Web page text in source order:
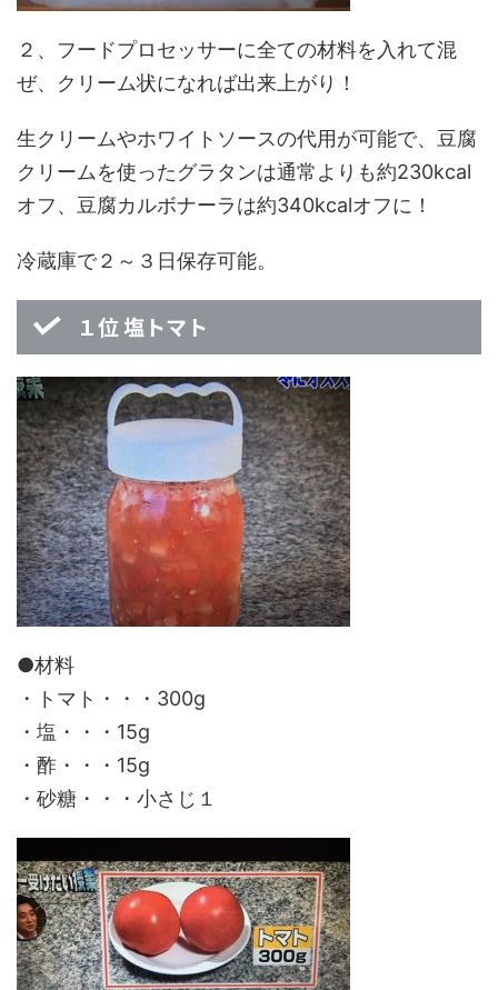
２、フードプロセッサーに全ての材料を入れて混
ぜ、クリーム状になれば出来上がり！
生クリームやホワイトソースの代用が可能で、豆腐
クリームを使ったグラタンは通常よりも約230kcal
オフ、豆腐カルボナーラは約340kcalオフに！
冷蔵庫で２～３日保存可能。
１位 塩トマト
●材料
・トマト・・・300g
・塩・・・15g
・酢・・・15g
・砂糖・・・小さじ１